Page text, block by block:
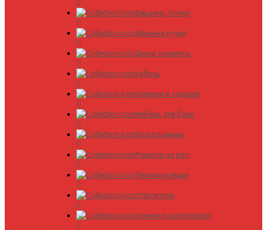
Вешалки, полки
Дверные ручки
Декор элементы
Кабель
Коврики и сидушки
Мебель для бани
Подголовники
Решетки на пол
Термоизоляции
Утеплители
Элементы вентиляции